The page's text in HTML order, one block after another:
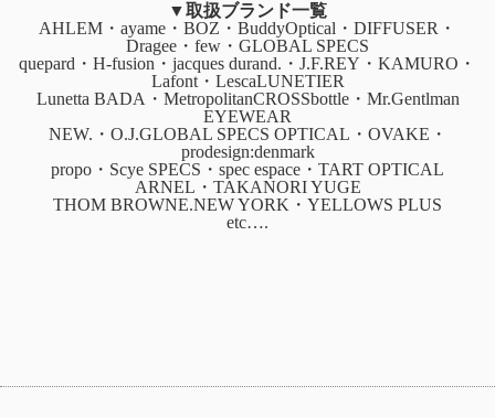
▼取扱ブランド一覧
AHLEM・ayame・BOZ・BuddyOptical・DIFFUSER・
Dragee・few・GLOBAL SPECS
quepard・H-fusion・jacques durand.・J.F.REY・KAMURO・
Lafont・LescaLUNETIER
Lunetta BADA・MetropolitanCROSSbottle・Mr.Gentlman
EYEWEAR
NEW.・O.J.GLOBAL SPECS OPTICAL・OVAKE・
prodesign:denmark
propo・Scye SPECS・spec espace・TART OPTICAL
ARNEL・TAKANORI YUGE
THOM BROWNE.NEW YORK・YELLOWS PLUS
etc….